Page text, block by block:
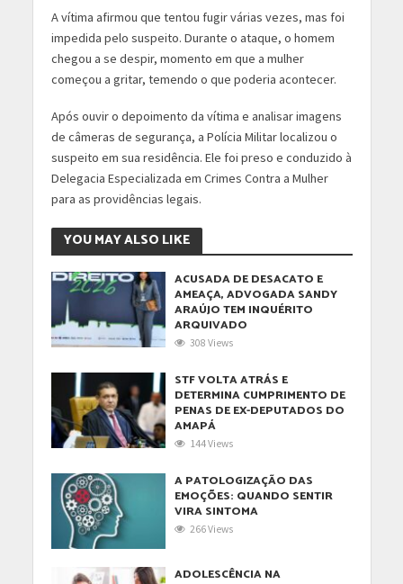
A vítima afirmou que tentou fugir várias vezes, mas foi
impedida pelo suspeito. Durante o ataque, o homem
chegou a se despir, momento em que a mulher
começou a gritar, temendo o que poderia acontecer.
Após ouvir o depoimento da vítima e analisar imagens
de câmeras de segurança, a Polícia Militar localizou o
suspeito em sua residência. Ele foi preso e conduzido à
Delegacia Especializada em Crimes Contra a Mulher
para as providências legais.
YOU MAY ALSO LIKE
ACUSADA DE DESACATO E
AMEAÇA, ADVOGADA SANDY
ARAÚJO TEM INQUÉRITO
ARQUIVADO
308 Views
STF VOLTA ATRÁS E
DETERMINA CUMPRIMENTO DE
PENAS DE EX-DEPUTADOS DO
AMAPÁ
144 Views
A PATOLOGIZAÇÃO DAS
EMOÇÕES: QUANDO SENTIR
VIRA SINTOMA
266 Views
ADOLESCÊNCIA NA